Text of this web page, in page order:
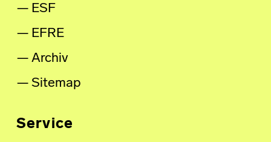
ESF
EFRE
Archiv
Sitemap
Service